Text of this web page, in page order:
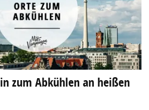
zum Abkühlen an heißen